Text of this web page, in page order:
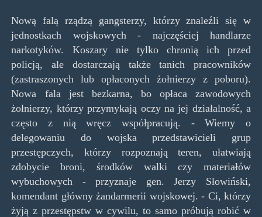
Nową falą rządzą gangsterzy, którzy znaleźli się w
jednostkach wojskowych - najczęściej handlarze
narkotyków. Koszary nie tylko chronią ich przed
policją, ale dostarczają także tanich pracowników
(zastraszonych lub opłaconych żołnierzy z poboru).
Nowa fala jest bezkarna, bo opłaca zawodowych
żołnierzy, którzy przymykają oczy na jej działalność, a
często z nią wręcz współpracują. - Wiemy o
delegowaniu do wojska przedstawicieli grup
przestępczych, którzy rozpoznają teren, ułatwiają
zdobycie broni, środków walki czy materiałów
wybuchowych - przyznaje gen. Jerzy Słowiński,
komendant główny żandarmerii wojskowej. - Ci, którzy
żyją z przestępstw w cywilu, to samo próbują robić w